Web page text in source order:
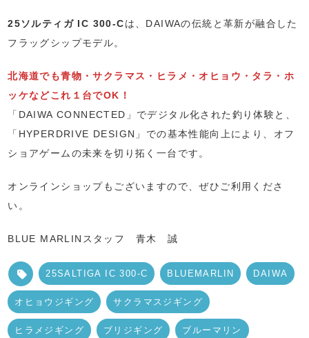
25ソルティガ IC 300-Cは、DAIWAの伝統と革新が融合した
フラッグシップモデル。
北海道でも青物・サクラマス・ヒラメ・オヒョウ・タラ・ホ
ッケなどこれ１台でOK！
「DAIWA CONNECTED」でデジタル化された釣り体験と、
「HYPERDRIVE DESIGN」での基本性能向上により、オフ
ショアゲームの未来を切り拓く一台です。
オンラインショップもございますので、ぜひご利用くださ
い。
BLUE MARLINスタッフ 青木 誠
25SALTIGA IC 300-C BLUEMARLIN DAIWA
オヒョウジギング サクラマスジギング
ヒラメジギング ブリジギング ブルーマリン